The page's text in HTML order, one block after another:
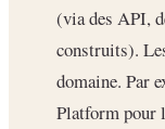
(via des API,
construits).
domaine. Par
Platform pour